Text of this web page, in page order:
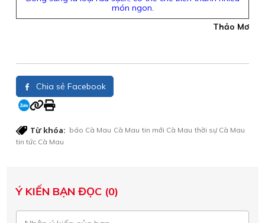
món ngon.
Thảo Mơ
Chia sẻ Facebook
Từ khóa: báo Cà Mau Cà Mau tin mới Cà Mau thời sự Cà Mau
tin tức Cà Mau
Ý KIẾN BẠN ĐỌC (0)